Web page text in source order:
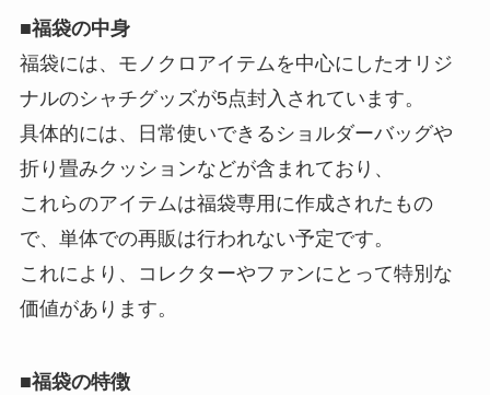
■福袋の中身
福袋には、モノクロアイテムを中心にしたオリジ
ナルのシャチグッズが5点封入されています。
具体的には、日常使いできるショルダーバッグや
折り畳みクッションなどが含まれており、
これらのアイテムは福袋専用に作成されたもの
で、単体での再販は行われない予定です。
これにより、コレクターやファンにとって特別な
価値があります。
■福袋の特徴